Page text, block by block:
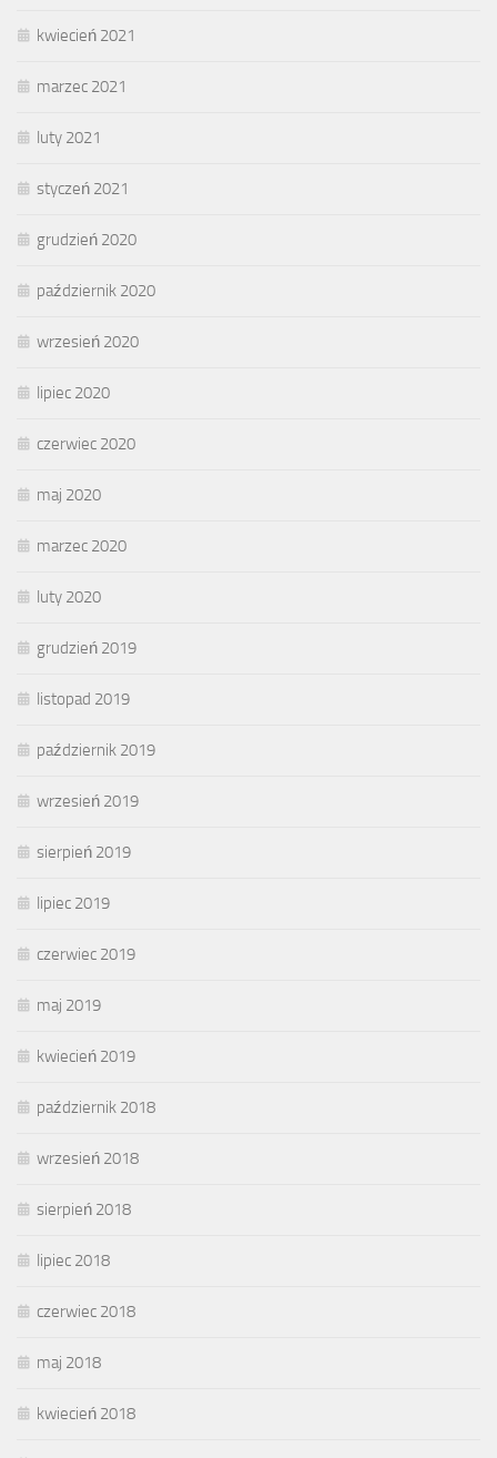
kwiecień 2021
marzec 2021
luty 2021
styczeń 2021
grudzień 2020
październik 2020
wrzesień 2020
lipiec 2020
czerwiec 2020
maj 2020
marzec 2020
luty 2020
grudzień 2019
listopad 2019
październik 2019
wrzesień 2019
sierpień 2019
lipiec 2019
czerwiec 2019
maj 2019
kwiecień 2019
październik 2018
wrzesień 2018
sierpień 2018
lipiec 2018
czerwiec 2018
maj 2018
kwiecień 2018